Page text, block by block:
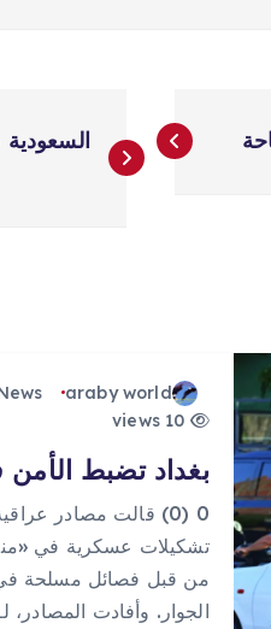
السعودية
araby world
بغداد تضبط
0 (0) قالت مصادر
تشكيلات عسكرية في
من قبل فصائل مسلحة
الجوار. وأفادت